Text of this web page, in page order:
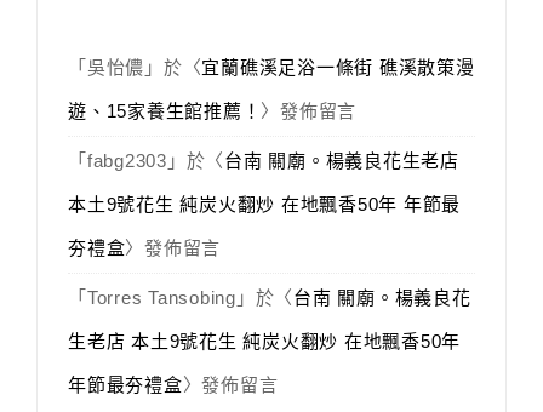
「 吳怡儂 」於〈宜蘭礁溪足浴一條街 礁溪散策漫
遊、15家養生館推薦！ 〉發佈留言
「 fabg2303 」於〈台南 關廟。楊義良花生老店
本土9號花生 純炭火翻炒 在地飄香50年 年節最
夯禮盒〉發佈留言
「 Torres Tansobing 」於〈台南 關廟。楊義良花
生老店 本土9號花生 純炭火翻炒 在地飄香50年
年節最夯禮盒〉發佈留言